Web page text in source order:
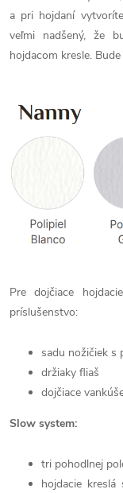
a pri hojdaní
veľmi nadšený, že
hojdacom kresle.
Pre dojčiace
príslušenstvo:
sadu nožičiek s
držiaky fliaš
dojčiace
Slow system:
tri pohodlnej
hojdacie